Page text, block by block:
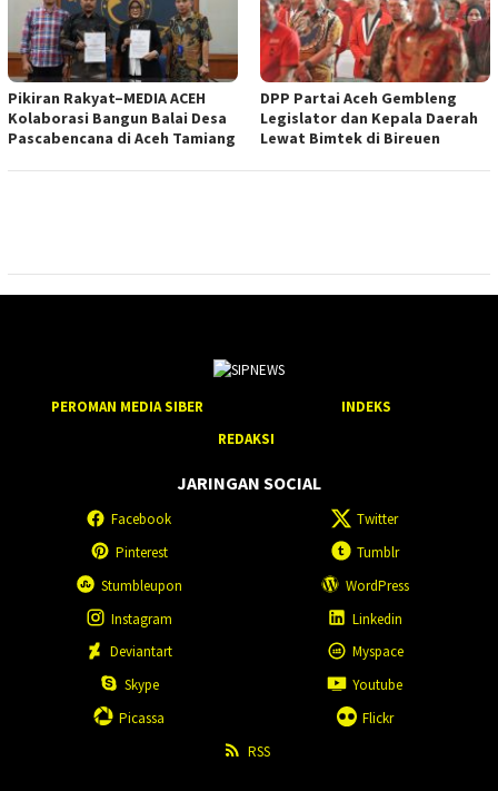
Pikiran Rakyat–MEDIA ACEH
Kolaborasi Bangun Balai Desa
Pascabencana di Aceh Tamiang
DPP Partai Aceh Gembleng
Legislator dan Kepala Daerah
Lewat Bimtek di Bireuen
PEROMAN MEDIA SIBER
INDEKS
REDAKSI
JARINGAN SOCIAL
Facebook
Twitter
Pinterest
Tumblr
Stumbleupon
WordPress
Instagram
Linkedin
Deviantart
Myspace
Skype
Youtube
Picassa
Flickr
RSS